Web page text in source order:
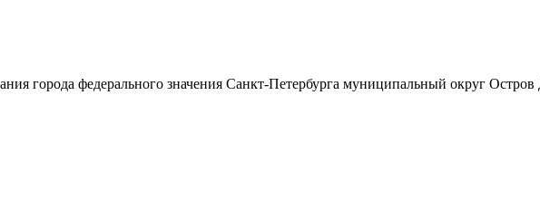
города федерального значения Санкт-Петербурга муниципальный округ Остров